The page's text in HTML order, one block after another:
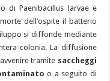
di Paenibacillus larvae e
dell’ospite il batterio
si diffonde mediante
colonia. La diffusione
tramite saccheggi
o a seguito di